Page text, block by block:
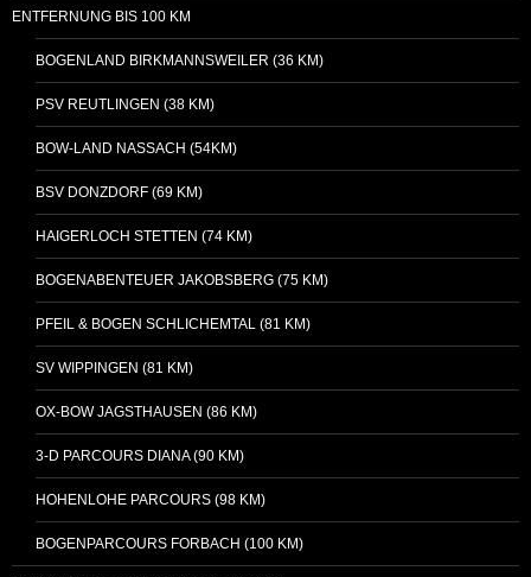
ENTFERNUNG BIS 100 KM
BOGENLAND BIRKMANNSWEILER (36 KM)
PSV REUTLINGEN (38 KM)
BOW-LAND NASSACH (54KM)
BSV DONZDORF (69 KM)
HAIGERLOCH STETTEN (74 KM)
BOGENABENTEUER JAKOBSBERG (75 KM)
PFEIL & BOGEN SCHLICHEMTAL (81 KM)
SV WIPPINGEN (81 KM)
OX-BOW JAGSTHAUSEN (86 KM)
3-D PARCOURS DIANA (90 KM)
HOHENLOHE PARCOURS (98 KM)
BOGENPARCOURS FORBACH (100 KM)